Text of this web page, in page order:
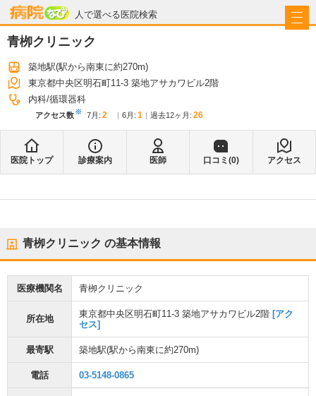
人で選べる医院検索
病院なび
青栁クリニック
築地駅(駅から南東に約270m)
東京都中央区明石町11-3 築地アサカワビル2階
内科 循環器科
アクセス数※ 7月 : 2 6月 : 1 過去12ヶ月: 26
医院トップ 診療案内 医師 口コミ(0) アクセス
青栁クリニック の基本情報
医療機関名 青栁クリニック
所在地 東京都中央区明石町11-3 築地アサカワビル2階 [アク
セス]
最寄駅 築地駅(駅から南東に約270m)
電話 03-5148-0865